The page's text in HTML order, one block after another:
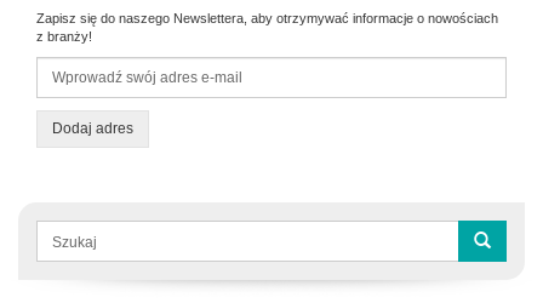
Zapisz się do naszego Newslettera, aby otrzymywać informacje o nowościach
z branży!
Dodaj adres
Formularz
wyszukiwania